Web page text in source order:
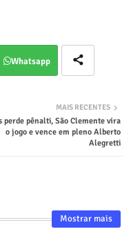
Whatsapp
MAIS RECENTES
perde pênalti, São Clemente vira
o jogo e vence em pleno Alberto
Alegretti
Mostrar mais